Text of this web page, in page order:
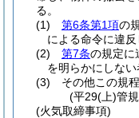
る。
(1)
第6条第1項の
による命令に違
(2)
第7条の規定に
を明らかにしない
(3)
その他この規
(平29(上)管
(火気取締事項)